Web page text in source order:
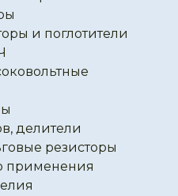
и поглотители
делители
резисторы
применения